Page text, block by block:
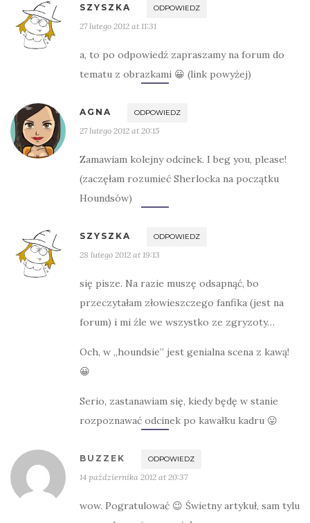
SZYSZKA ODPOWIEDZ
27 lutego 2012 at 11:31
a, to po odpowiedź zapraszamy na forum do
tematu z obrazkami 😀 (link powyżej)
AGNA ODPOWIEDZ
27 lutego 2012 at 20:15
Zamawiam kolejny odcinek. I beg you, please!
(zaczęłam rozumieć Sherlocka na początku
Houndsów)
SZYSZKA ODPOWIEDZ
28 lutego 2012 at 19:13
się pisze. Na razie muszę odsapnąć, bo
przeczytałam złowieszczego fanfika (jest na
forum) i mi źle we wszystko ze zgryzoty…
Och, w „houndsie” jest genialna scena z kawą!
😀
Serio, zastanawiam się, kiedy będę w stanie
rozpoznawać odcinek po kawałku kadru 😛
BUZZEK ODPOWIEDZ
14 października 2012 at 20:37
wow. Pogratulować 😉 Świetny artykuł, sam tylu